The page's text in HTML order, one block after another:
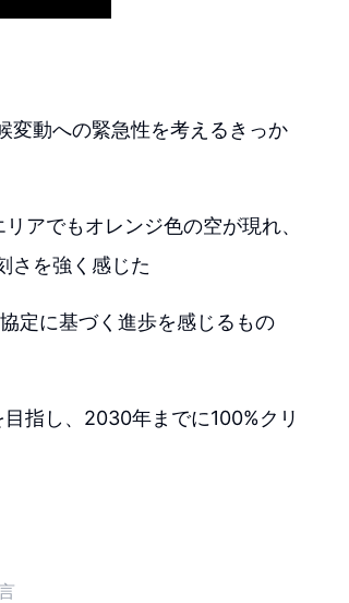
変動への緊急性を考えるきっか
アでもオレンジ色の空が現れ、
さを強く感じた
定に基づく進歩を感じるもの
指し、2030年までに100%クリ